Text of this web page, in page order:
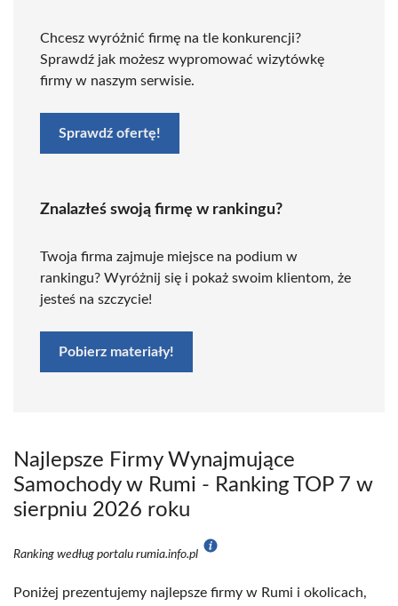
Chcesz wyróżnić firmę na tle konkurencji?
Sprawdź jak możesz wypromować wizytówkę
firmy w naszym serwisie.
Sprawdź ofertę!
Znalazłeś swoją firmę w rankingu?
Twoja firma zajmuje miejsce na podium w
rankingu? Wyróżnij się i pokaż swoim klientom, że
jesteś na szczycie!
Pobierz materiały!
Najlepsze Firmy Wynajmujące
Samochody w Rumi - Ranking TOP 7 w
sierpniu 2026 roku
Ranking według portalu rumia.info.pl
Poniżej prezentujemy najlepsze firmy w Rumi i okolicach,